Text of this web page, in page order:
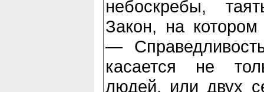
небоскребы,
Закон, на
—
касается не
людей, или двух